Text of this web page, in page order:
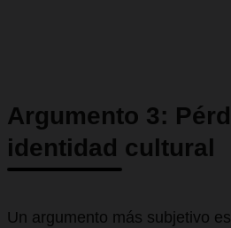
Argumento 3:
identidad cultural
Un argumento más subjetivo